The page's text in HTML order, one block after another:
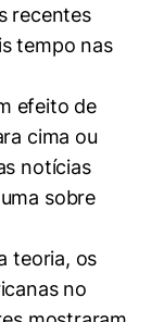
recentes
tempo nas
efeito de
cima ou
notícias
sobre
teoria, os
no